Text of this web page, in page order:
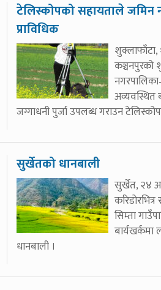
टेलिस्कोपको सहायताले जमिन
प्राविधिक
शुक्लाफाँटा,
कञ्चनपुरको
अव्यवस्थित
जग्गाधनी पुर्जा उपलब्ध गराउन
सुर्खेतको धानबाली
सुर्खेत, २४
सिम्ता
बार्यखर्कमा
धानबाली ।